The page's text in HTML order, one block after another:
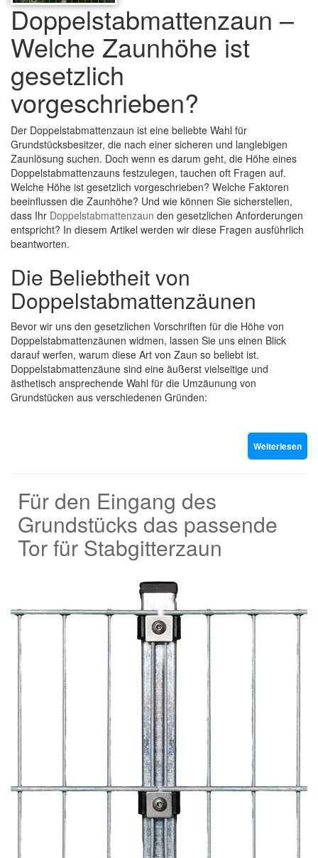
Doppelstabmattenzaun –
Welche Zaunhöhe ist
gesetzlich
vorgeschrieben?
Der Doppelstabmattenzaun ist eine beliebte Wahl für
Grundstücksbesitzer, die nach einer sicheren und langlebigen
Zaunlösung suchen. Doch wenn es darum geht, die Höhe eines
Doppelstabmattenzauns festzulegen, tauchen oft Fragen auf.
Welche Höhe ist gesetzlich vorgeschrieben? Welche Faktoren
beeinflussen die Zaunhöhe? Und wie können Sie sicherstellen,
dass Ihr Doppelstabmattenzaun den gesetzlichen Anforderungen
entspricht? In diesem Artikel werden wir diese Fragen ausführlich
beantworten.
Die Beliebtheit von
Doppelstabmattenzäunen
Bevor wir uns den gesetzlichen Vorschriften für die Höhe von
Doppelstabmattenzäunen widmen, lassen Sie uns einen Blick
darauf werfen, warum diese Art von Zaun so beliebt ist.
Doppelstabmattenzäune sind eine äußerst vielseitige und
ästhetisch ansprechende Wahl für die Umzäunung von
Grundstücken aus verschiedenen Gründen:
Weiterlesen
Für den Eingang des
Grundstücks das passende
Tor für Stabgitterzaun